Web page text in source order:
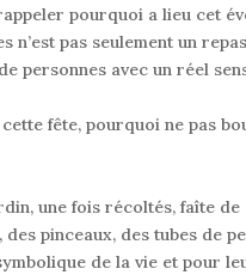
pourquoi a lieu cet
n’est pas seulement un
personnes avec un réel
fête, pourquoi ne pas
une fois récoltés, faîte
pinceaux, des tubes de
de la vie et pour